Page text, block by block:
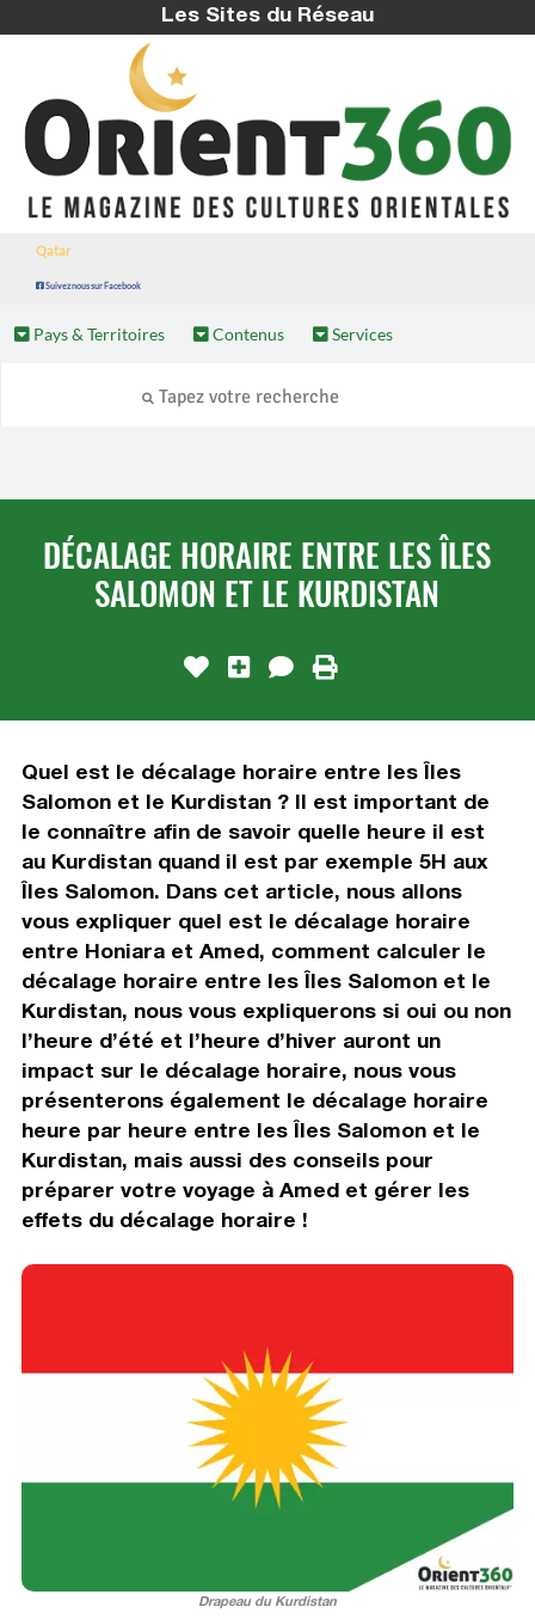
Les Sites du Réseau
Qatar
Suivez nous sur Facebook
Pays & Territoires Contenus Services
DÉCALAGE HORAIRE ENTRE LES ÎLES
SALOMON ET LE KURDISTAN
Quel est le décalage horaire entre les Îles
Salomon et le Kurdistan ? Il est important de
le connaître afin de savoir quelle heure il est
au Kurdistan quand il est par exemple 5H aux
Îles Salomon. Dans cet article, nous allons
vous expliquer quel est le décalage horaire
entre Honiara et Amed, comment calculer le
décalage horaire entre les Îles Salomon et le
Kurdistan, nous vous expliquerons si oui ou non
l’heure d’été et l’heure d’hiver auront un
impact sur le décalage horaire, nous vous
présenterons également le décalage horaire
heure par heure entre les Îles Salomon et le
Kurdistan, mais aussi des conseils pour
préparer votre voyage à Amed et gérer les
effets du décalage horaire !
Drapeau du Kurdistan